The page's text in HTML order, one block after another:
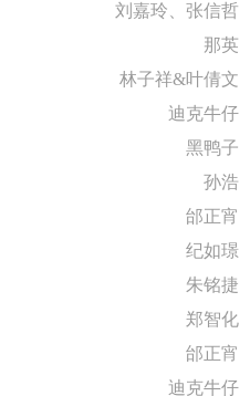
刘嘉玲、张信哲
那英
林子祥&叶倩文
迪克牛仔
黑鸭子
孙浩
邰正宵
纪如璟
朱铭捷
郑智化
邰正宵
迪克牛仔